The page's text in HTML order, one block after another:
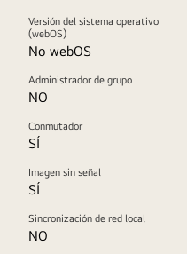
Versión del sistema operativo
(webOS)
No webOS
Administrador de grupo
NO
Conmutador
SÍ
Imagen sin señal
SÍ
Sincronización de red local
NO